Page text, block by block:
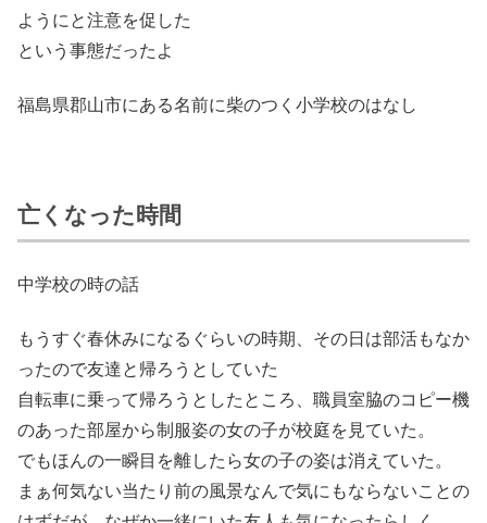
ようにと注意を促した
という事態だったよ
福島県郡山市にある名前に柴のつく小学校のはなし
亡くなった時間
中学校の時の話
もうすぐ春休みになるぐらいの時期、その日は部活もなか
ったので友達と帰ろうとしていた
自転車に乗って帰ろうとしたところ、職員室脇のコピー機
のあった部屋から制服姿の女の子が校庭を見ていた。
でもほんの一瞬目を離したら女の子の姿は消えていた。
まぁ何気ない当たり前の風景なんで気にもならないことの